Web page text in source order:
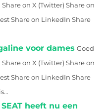
on X (Twitter) Share on
Share on LinkedIn Share
voor dames Goed
on X (Twitter) Share on
Share on LinkedIn Share
heeft nu een